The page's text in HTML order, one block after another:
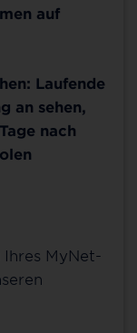
auf
Laufende
an sehen,
nach
MyNet-